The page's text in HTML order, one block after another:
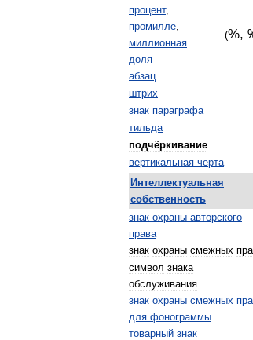
процент,
промилле,
миллионная
доля
(%,
абзац
штрих
знак параграфа
тильда
подчёркивание
вертикальная черта
Интеллектуальная
собственность
знак охраны авторского
права
знак охраны смежных
символ знака
обслуживания
знак охраны смежных
для фонограммы
товарный знак